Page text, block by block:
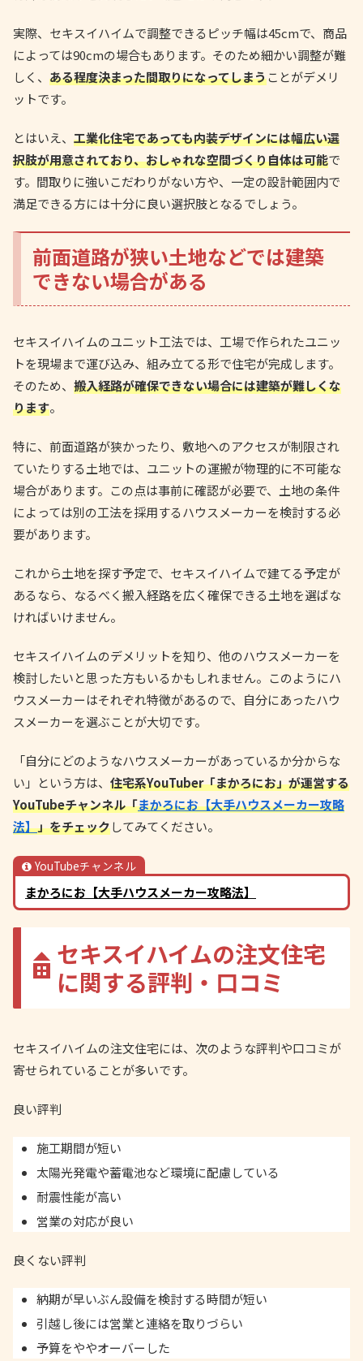
実際、セキスイハイムで調整できるピッチ幅は45cmで、商品
によっては90cmの場合もあります。そのため細かい調整が難
しく、 ある程度決まった間取りになってしまうことがデメリ
ットです。
とはいえ、 工業化住宅であっても内装デザインには幅広い選
択肢が用意されており、おしゃれな空間づくり自体は可能で
す。間取りに強いこだわりがない方や、一定の設計範囲内で
満足できる方には十分に良い選択肢となるでしょう。
前面道路が狭い土地などでは建築
できない場合がある
セキスイハイムのユニット工法では、工場で作られたユニッ
トを現場まで運び込み、組み立てる形で住宅が完成します。
そのため、 搬入経路が確保できない場合には建築が難しくな
ります。
特に、前面道路が狭かったり、敷地へのアクセスが制限され
ていたりする土地では、ユニットの運搬が物理的に不可能な
場合があります。この点は事前に確認が必要で、土地の条件
によっては別の工法を採用するハウスメーカーを検討する必
要があります。
これから土地を探す予定で、セキスイハイムで建てる予定が
あるなら、なるべく搬入経路を広く確保できる土地を選ばな
ければいけません。
セキスイハイムのデメリットを知り、他のハウスメーカーを
検討したいと思った方もいるかもしれません。このようにハ
ウスメーカーはそれぞれ特徴があるので、自分にあったハウ
スメーカーを選ぶことが大切です。
「自分にどのようなハウスメーカーがあっているか分からな
い」という方は、 住宅系YouTuber「まかろにお」が運営する
YouTubeチャンネル「まかろにお【大手ハウスメーカー攻略
法】」をチェックしてみてください。
YouTubeチャンネル
まかろにお【大手ハウスメーカー攻略法】
セキスイハイムの注文住宅
に関する評判・口コミ
セキスイハイムの注文住宅には、次のような評判や口コミが
寄せられていることが多いです。
良い評判
施工期間が短い
太陽光発電や蓄電池など環境に配慮している
耐震性能が高い
営業の対応が良い
良くない評判
納期が早いぶん設備を検討する時間が短い
引越し後には営業と連絡を取りづらい
予算をややオーバーした